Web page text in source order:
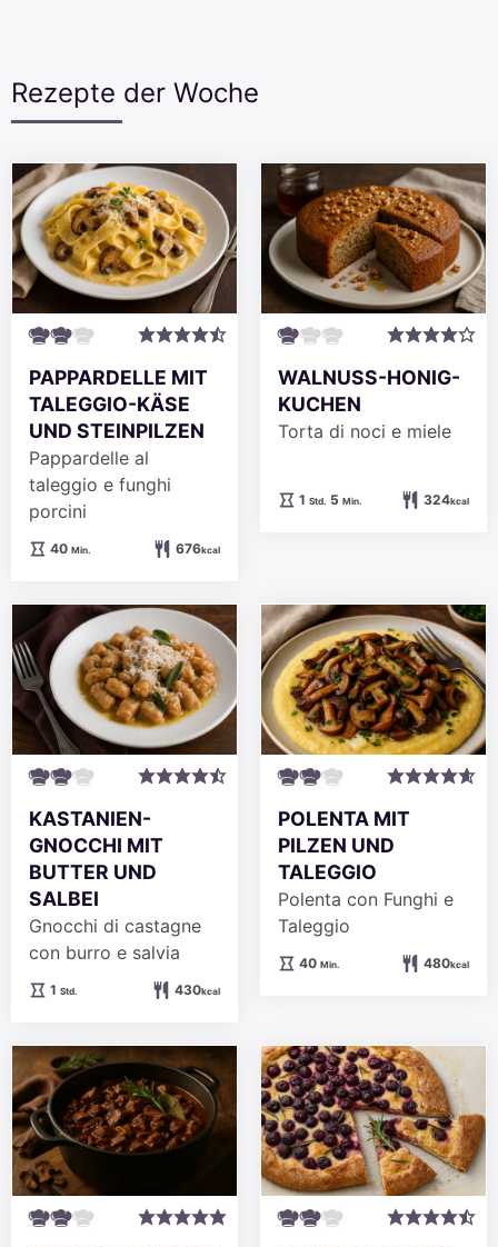
Rezepte der Woche
PAPPARDELLE MIT
TALEGGIO-KÄSE
UND STEINPILZEN
Pappardelle al
taleggio e funghi
porcini
40Minuten
Min. 676kcal
WALNUSS-HONIG-
KUCHEN
Torta di noci e miele
1Stunde
Std. 5Minuten
Min. 324kcal
KASTANIEN-
GNOCCHI MIT
BUTTER UND
SALBEI
Gnocchi di castagne
con burro e salvia
1Stunde
Std. 430kcal
POLENTA MIT
PILZEN UND
TALEGGIO
Polenta con Funghi e
Taleggio
40Minuten
Min. 480kcal